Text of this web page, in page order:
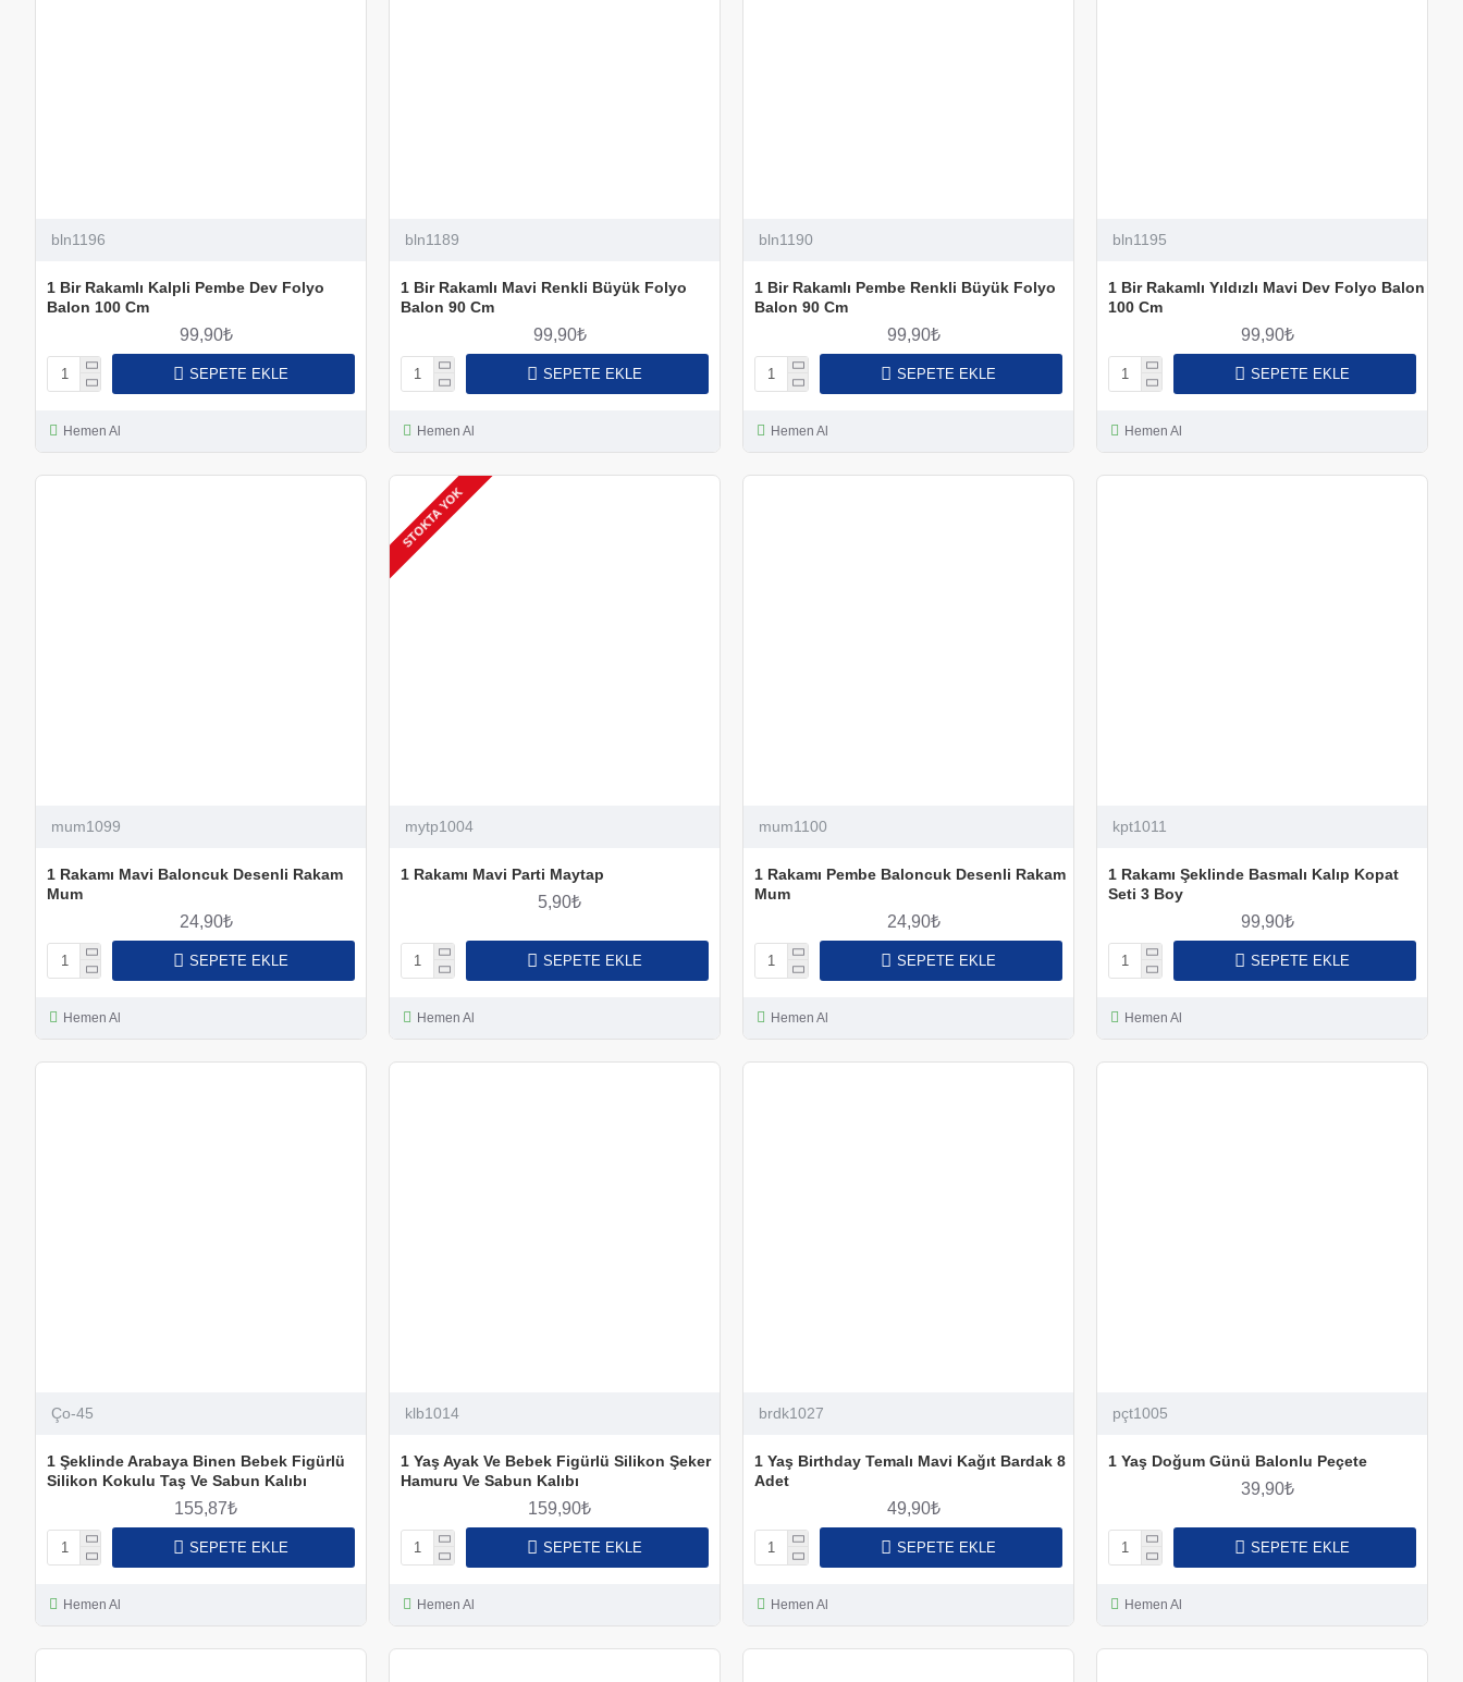
bln1196
1 Bir Rakamlı Kalpli Pembe Dev Folyo
Balon 100 Cm
99,90₺
SEPETE EKLE
Hemen Al
bln1189
1 Bir Rakamlı Mavi Renkli Büyük Folyo
Balon 90 Cm
99,90₺
SEPETE EKLE
Hemen Al
bln1190
1 Bir Rakamlı Pembe Renkli Büyük Folyo
Balon 90 Cm
99,90₺
SEPETE EKLE
Hemen Al
bln1195
1 Bir Rakamlı Yıldızlı Mavi Dev Folyo Balon
100 Cm
99,90₺
SEPETE EKLE
Hemen Al
mum1099
1 Rakamı Mavi Baloncuk Desenli Rakam
Mum
24,90₺
SEPETE EKLE
Hemen Al
STOKTA YOK
mytp1004
1 Rakamı Mavi Parti Maytap
5,90₺
SEPETE EKLE
Hemen Al
mum1100
1 Rakamı Pembe Baloncuk Desenli Rakam
Mum
24,90₺
SEPETE EKLE
Hemen Al
kpt1011
1 Rakamı Şeklinde Basmalı Kalıp Kopat
Seti 3 Boy
99,90₺
SEPETE EKLE
Hemen Al
Ço-45
1 Şeklinde Arabaya Binen Bebek Figürlü
Silikon Kokulu Taş Ve Sabun Kalıbı
155,87₺
SEPETE EKLE
Hemen Al
klb1014
1 Yaş Ayak Ve Bebek Figürlü Silikon Şeker
Hamuru Ve Sabun Kalıbı
159,90₺
SEPETE EKLE
Hemen Al
brdk1027
1 Yaş Birthday Temalı Mavi Kağıt Bardak 8
Adet
49,90₺
SEPETE EKLE
Hemen Al
pçt1005
1 Yaş Doğum Günü Balonlu Peçete
39,90₺
SEPETE EKLE
Hemen Al